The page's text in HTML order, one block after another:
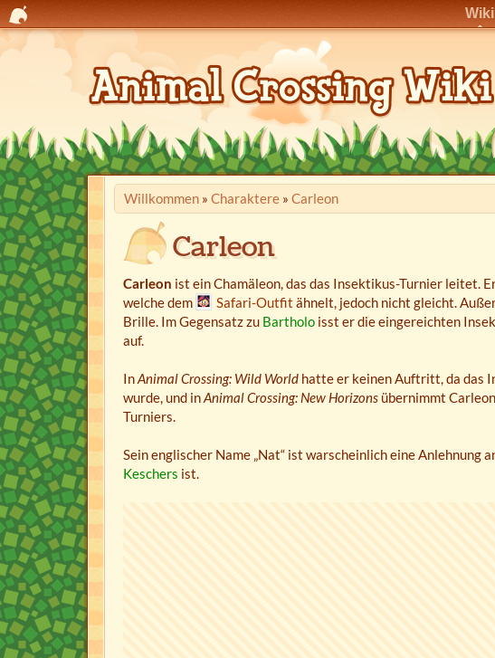
Wiki
Willkommen» Charaktere» Carleon
Carleon
Carleon ist ein Chamäleon, das das Insektikus-Turnier leitet.
welche dem
Safari-Outfit ähnelt, jedoch nicht gleicht.
Brille. Im Gegensatz zu Bartholoisst er die eingereichten
auf.
InAnimal Crossing: Wild Worldhatte er keinen Auftritt, da das
wurde, und inAnimal Crossing: New Horizonsübernimmt
Turniers.
Sein englischer Name „Nat“ ist warscheinlich eine Anlehnung
Keschers ist.